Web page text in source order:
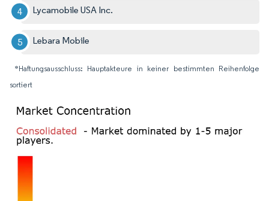
Lycamobile USA Inc.
Lebara Mobile
*Haftungsausschluss: Hauptakteure in keiner bestimmten Reihenfolge
sortiert